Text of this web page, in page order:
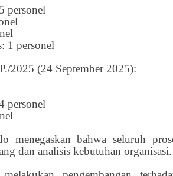
personel
1 personel
2025 (24 September 2025):
personel
menegaskan bahwa seluruh
dan analisis kebutuhan organisasi.